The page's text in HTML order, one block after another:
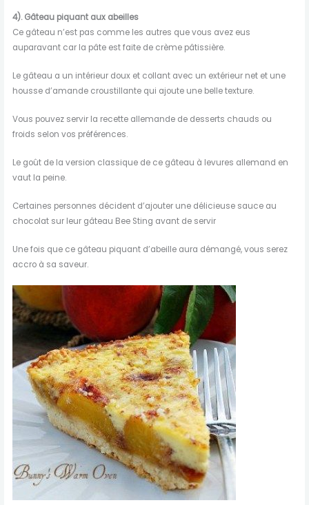
4).Gâteau piquant aux abeilles
Ce gâteau n’est pas comme les autres que vous avez eus
auparavant car la pâte est faite de crème pâtissière.
Le gâteau a un intérieur doux et collant avec un extérieur net et une
housse d’amande croustillante qui ajoute une belle texture.
Vous pouvez servir la recette allemande de desserts chauds ou
froids selon vos préférences.
Le goût de la version classique de ce gâteau à levures allemand en
vaut la peine.
Certaines personnes décident d’ajouter une délicieuse sauce au
chocolat sur leur gâteau Bee Sting avant de servir
Une fois que ce gâteau piquant d’abeille aura démangé, vous serez
accro à sa saveur.